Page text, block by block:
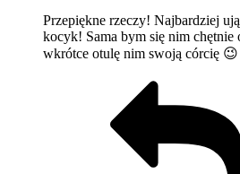
Przepiękne rzeczy! Najbardziej
kocyk! Sama bym się nim chętnie
wkrótce otulę nim swoją córcię 😉